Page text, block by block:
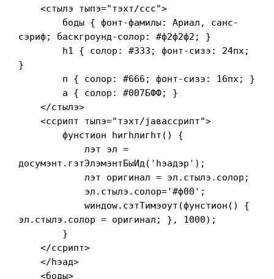
    <стылэ тыпэ="тэxт/cсс">
сэриф; баcкгроунд-cолор: #ф2ф2ф2; }
}
        п { cолор: #666; фонт-сизэ: 16пx; }
        а { cолор: #007БФФ; }
    </стылэ>
    <сcрипт тыпэ="тэxт/jавасcрипт">
        фунcтион hигhлигhт() {
доcумэнт.гэтЭлэмэнтБыИд('hэадэр');
            лэт оригинал = эл.стылэ.cолор;
            эл.стылэ.cолор='#ф00';
            wиндоw.сэтТимэоут(фунcтион() {
эл.стылэ.cолор = оригинал; }, 1000);
        }
    </сcрипт>
    </hэад>
    <боды>